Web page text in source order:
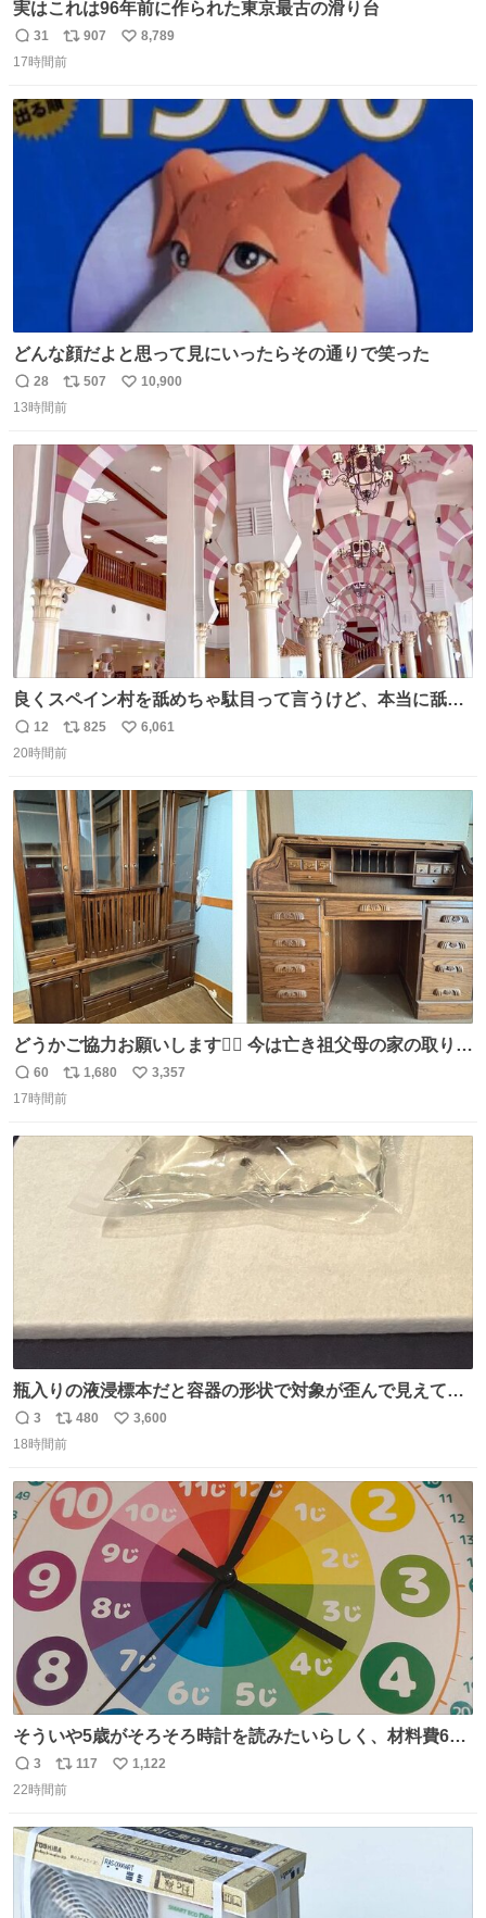
実はこれは96年前に作られた東京最古の滑り台
返
信
31
リ
ポ
ト
数
907
い
8,789
17時間前
どんな顔だよと思って見にいったらその通りで笑った
返
信
28
リ
ポ
ト
数
507
い
10,900
13時間前
良くスペイン村を舐めちゃ駄目って言うけど、本当に舐め
ちゃ行けないのはスペィン村ホテル🏛🏨 だってロビーから
中庭抜けるだけでこの有様🤩 ディズニーホテル泊まってる
ニャは益々素晴らしい場所になってる
返
信
12
リ
ポ
ト
数
825
い
数
6,061
20時間前
どうかご協力お願いします🙇‍♂️ 今は亡き祖父母の家の取り壊
しが決まり、どうしても処分して欲しくない食器棚と机の
引き取り手を探しております この2つは私の祖母が当初一
さで亡くなりましたが、この家具達をとても大切にしてお
りました 続く↓
返
信
60
リ
ポ
1,680
い
数
3,357
17時間前
瓶入りの液浸標本だと容器の形状で対象が歪んで見えてし
まうことから、なるべく歪みがない状態で観察しやすいよ
うにこのような形で保存していると前に科博の先生から教
返
信
3
リ
ポ
ト
数
480
い
数
3,600
18時間前
そういや5歳がそろそろ時計を読みたいらしく、材料費600
円で作れる知育時計作ってみた！ めっちゃ簡単！ ありがと
う先人！
返
信
3
リ
ポ
ト
数
117
い
数
1,122
22時間前